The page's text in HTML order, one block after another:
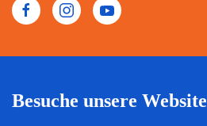
Besuche unsere Website